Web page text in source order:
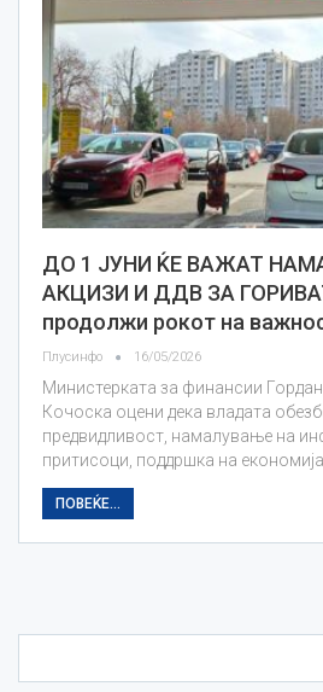
ДО 1 ЈУНИ ЌЕ ВАЖАТ
АКЦИЗИ И ДДВ ЗА
продолжи рокот на
Плусинфо 16/05/2026
Министерката за финансии
Кочоска оцени дека владата
предвидливост, намалување на
притисоци, поддршка на
ПОВЕЌЕ...